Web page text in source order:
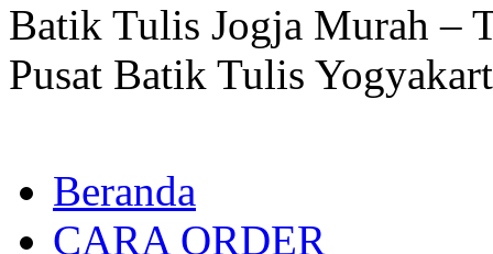
Batik Tulis Jogja Murah –
Pusat Batik Tulis
Langsung
ke
Beranda
CARA ORDER